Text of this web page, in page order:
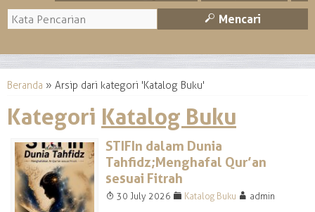
M Mencari
Beranda » Arsip dari kategori 'Katalog Buku'
Kategori Katalog Buku
STIFIn dalam Dunia
Tahfidz;Menghafal Qur’an
sesuai Fitrah
T 30 July 2026 F Katalog Buku A admin